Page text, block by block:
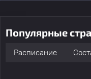
Популярные
Расписание